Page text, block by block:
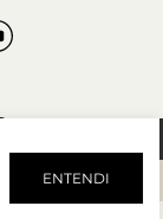
ENTENDI